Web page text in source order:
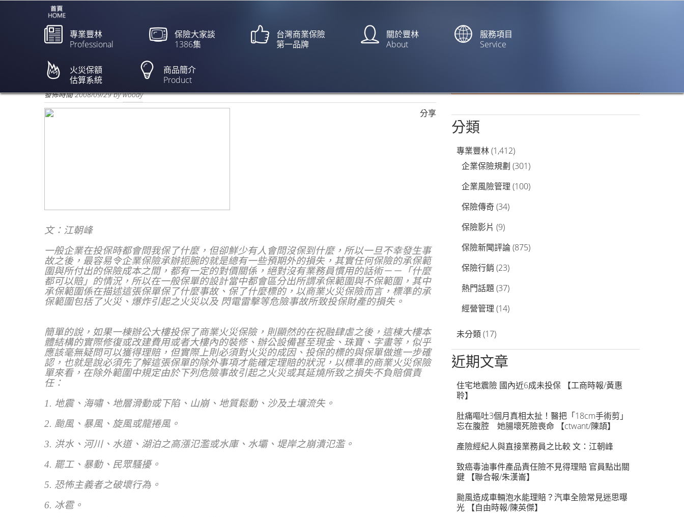
專業豐林
Professional
保險大家談
1386集
台灣商業保險
第一品牌
關於豐林
About
服務項目
Service
火災保額
估算系統
商品簡介
Product
欲閱讀全文請點上列新聞標題
發佈時間2008/09/29bywoody
分享
文：江朝峰
一般企業在投保時都會問我保了什麼，但卻鮮少有人會問沒保到什麼，所以一旦不幸發生事
故之後，最容易令企業保險承辦扼腕的就是總有一些預期外的損失，其實任何保險的承保範
圍與所付出的保險成本之間，都有一定的對價關係，絕對沒有業務員慣用的話術－－「什麼
都可以賠」的情況，所以在一般保單的設計當中都會區分出所謂承保範圍與不保範圍，其中
承保範圍係在描述這張保單保了什麼事故、保了什麼標的，以商業火災保險而言，標準的承
保範圍包括了火災、爆炸引起之火災以及 閃電雷擊等危險事故所致投保財產的損失。
簡單的說，如果一棟辦公大樓投保了商業火災保險，則顯然的在祝融肆虐之後，這棟大樓本
體結構的實際修復或改建費用或者大樓內的裝修、辦公設備甚至現金、珠寶、字畫等，似乎
應該毫無疑問可以獲得理賠，但實際上則必須對火災的成因、投保的標的與保單做進一步確
認，也就是說必須先了解這張保單的除外事項才能確定理賠的狀況，以標準的商業火災保險
單來看，在除外範圍中規定由於下列危險事故引起之火災或其延燒所致之損失不負賠償責
任：
1. 地震、海嘯、地層滑動或下陷、山崩、地質鬆動、沙及土壤流失。
2. 颱風、暴風、旋風或龍捲風。
3. 洪水、河川、水道、湖泊之高漲氾濫或水庫、水壩、堤岸之崩潰氾濫。
4. 罷工、暴動、民眾騷擾。
5. 恐怖主義者之破壞行為。
6. 冰雹。
分類
專業豐林(1,412)
企業保險規劃 (301)
企業風險管理 (100)
保險傳奇(34)
保險影片 (9)
保險新聞評論(875)
保險行銷 (23)
熱門話題(37)
經營管理 (14)
未分類(17)
近期文章
住宅地震險 國內近6成未投保 【工商時報/黃惠
聆】
肚痛嘔吐3個月真相太扯！醫把「18cm手術剪」
忘在腹腔 她腸壞死險喪命 【ctwant/陳頡】
產險經紀人與直接業務員之比較 文：江朝峰
致癌毒油事件產品責任險不見得理賠 官員點出關
鍵 【聯合報/朱漢崙】
颱風造成車輛泡水能理賠？汽車全險常見迷思曝
光 【自由時報/陳英傑】